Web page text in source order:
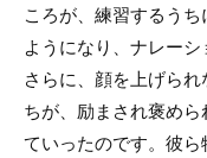
ころが、練習するう
ようになり、ナレーシ
さらに、顔を上げら
ちが、励まされ褒め
ていったのです。彼